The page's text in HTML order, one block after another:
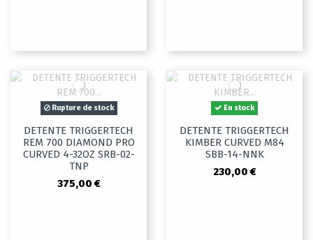
Rupture de stock
DETENTE TRIGGERTECH
REM 700 DIAMOND PRO
CURVED 4-32OZ SRB-02-
TNP
375,00 €
En stock
DETENTE TRIGGERTECH
KIMBER CURVED M84
SBB-14-NNK
230,00 €